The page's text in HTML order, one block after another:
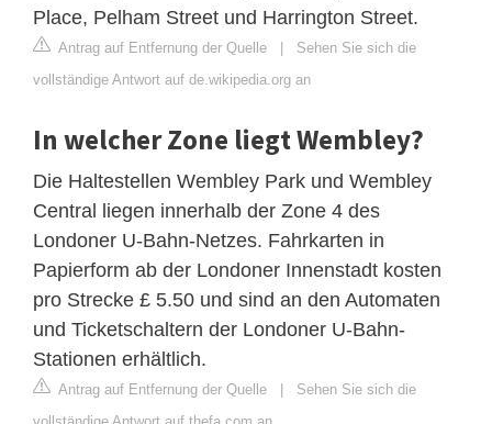
Place, Pelham Street und Harrington Street.
Antrag auf Entfernung der Quelle | Sehen Sie sich die
vollständige Antwort auf de.wikipedia.org an
In welcher Zone liegt Wembley?
Die Haltestellen Wembley Park und Wembley
Central liegen innerhalb der Zone 4 des
Londoner U-Bahn-Netzes. Fahrkarten in
Papierform ab der Londoner Innenstadt kosten
pro Strecke £ 5.50 und sind an den Automaten
und Ticketschaltern der Londoner U-Bahn-
Stationen erhältlich.
Antrag auf Entfernung der Quelle | Sehen Sie sich die